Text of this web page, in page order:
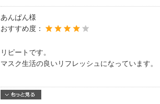
あんぱん様
おすすめ度：
リピートです。
マスク生活の良いリフレッシュになっています。